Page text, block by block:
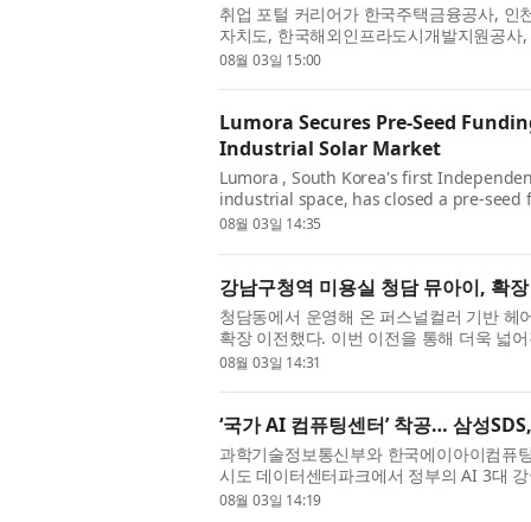
취업 포털 커리어가 한국주택금융공사,
자치도, 한국해외인프라도시개발지원공
공사에서 2026년도 신입직원 채용을 진행
08월 03일 15:00
Lumora Secures Pre-Seed
Industrial Solar Market
Lumora , South Korea's first
industrial space, has closed a pre-
Kimberly —one of the nation’s most
08월 03일 14:35
강남구청역 미용실 청담 뮤아이, 확
청담동에서 운영해 온 퍼스널컬러 기반 헤
확장 이전했다. 이번 이전을 통해 더욱 넓
크업을 아우르는 프리미엄 토털 뷰티 서비
08월 03일 14:31
‘국가 AI 컴퓨팅센터’ 착공… 삼성
과학기술정보통신부와 한국에이아이컴퓨
시도 데이터센터파크에서 정부의 AI 3대
컴퓨팅센터’ 착공식을 개최하고 본격적인
08월 03일 14:19